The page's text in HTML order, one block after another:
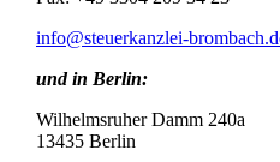
info@steuerkanzlei-
und in Berlin:
Wilhelmsruher Damm 240a
13435 Berlin